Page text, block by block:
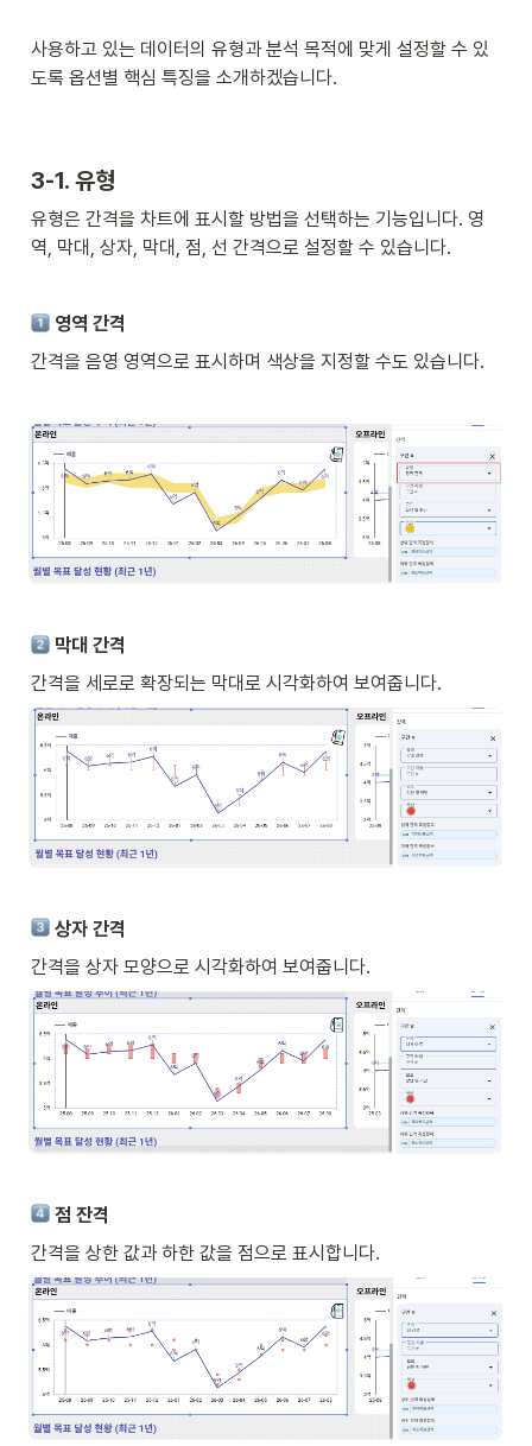
사용하고 있는 데이터의 유형과 분석 목적에 맞게 설정할 수 있
도록 옵션별 핵심 특징을 소개하겠습니다.
3-1. 유형
유형은 간격을 차트에 표시할 방법을 선택하는 기능입니다. 영
역, 막대, 상자, 막대, 점, 선 간격으로 설정할 수 있습니다.
영역 간격
간격을 음영 영역으로 표시하며 색상을 지정할 수도 있습니다.
막대 간격
간격을 세로로 확장되는 막대로 시각화하여 보여줍니다.
상자 간격
간격을 상자 모양으로 시각화하여 보여줍니다.
점 잔격
간격을 상한 값과 하한 값을 점으로 표시합니다.